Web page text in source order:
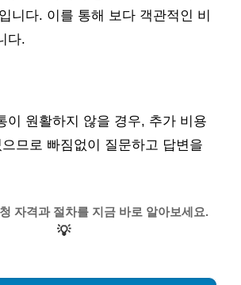
니다. 이를 통해 보다 객관적인 비
다.
이 원활하지 않을 경우, 추가 비용
므로 빠짐없이 질문하고 답변을
자격과 절차를 지금 바로 알아보세요.
💡